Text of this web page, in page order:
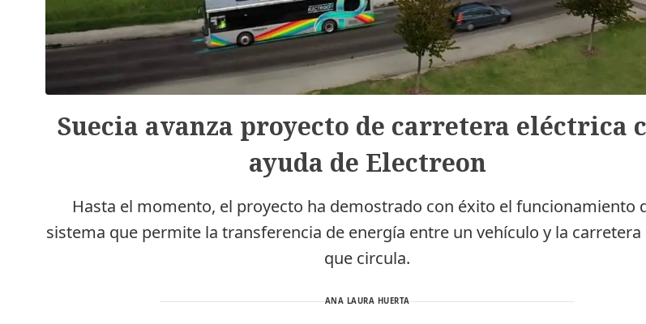
Suecia avanza proyecto de carretera eléctrica
ayuda de Electreon
Hasta el momento, el proyecto ha demostrado con éxito el funcionamiento
sistema que permite la transferencia de energía entre un vehículo y la carretera
que circula.
ANA LAURA HUERTA